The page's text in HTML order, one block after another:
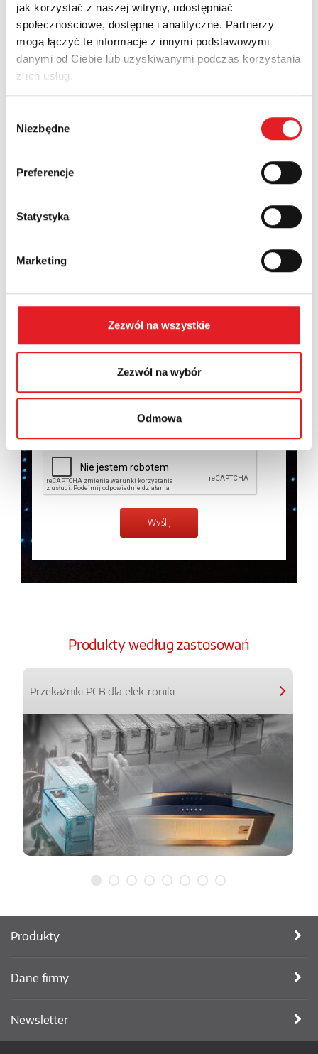
jak korzystać z naszej witryny, udostępniać
społecznościowe, dostępne i analityczne. Partnerzy
mogą łączyć te informacje z innymi podstawowymi
danymi od Ciebie lub uzyskiwanymi podczas korzystania
z ich usług.
zgody
Niezbędne
Preferencje
Statystyka
Marketing
Zezwól na wszystkie
Zezwól na wybór
Odmowa
Adres e-mail: *
Nazwa firmy:
Numer telefonu:
Województwo:
Wyrażam zgodę na przetwarzanie moich danych
temat przetwarzania danych osobowych w
Zapoznałem z treściąPolityki Prywatności
Produkty według zastosowań
Przekaźniki PCB dla elektroniki
Produkty
Dane firmy
Newsletter